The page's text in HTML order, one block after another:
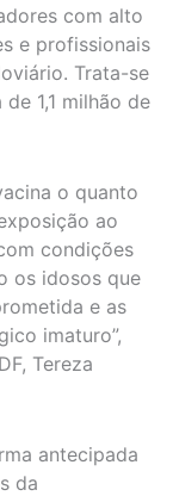
com alto
e profissionais
Trata-se
1,1 milhão de
o quanto
ao
condições
os idosos que
e as
imaturo”,
Tereza
antecipada
da